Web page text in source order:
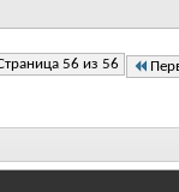
56 из 56